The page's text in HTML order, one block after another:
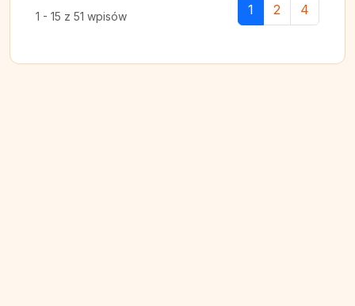
1 - 15 z 51 wpisów 1 2 4